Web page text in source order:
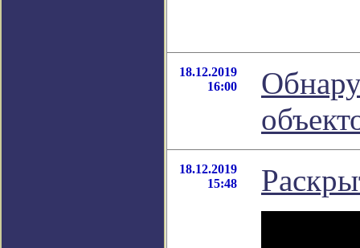
18.12.2019
16:00
18.12.2019
15:48